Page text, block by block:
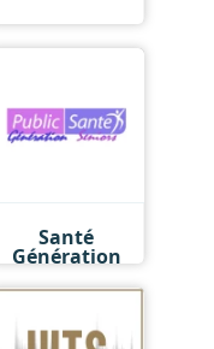
Santé
Génération